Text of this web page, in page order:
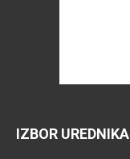
IZBOR UREDNIKA